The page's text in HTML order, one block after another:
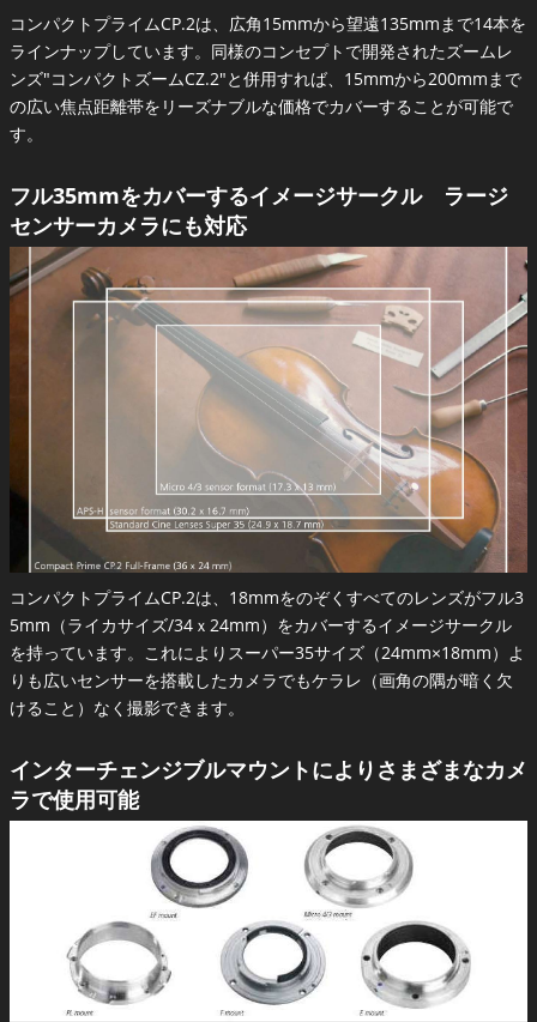
コンパクトプライムCP.2は、広角15mmから望遠135mmまで14本を
ラインナップしています。同様のコンセプトで開発されたズームレ
ンズ"コンパクトズームCZ.2"と併用すれば、15mmから200mmまで
の広い焦点距離帯をリーズナブルな価格でカバーすることが可能で
す。
フル35mmをカバーするイメージサークル ラージ
センサーカメラにも対応
コンパクトプライムCP.2は、18mmをのぞくすべてのレンズがフル3
5mm（ライカサイズ/34ｘ24mm）をカバーするイメージサークル
を持っています。これによりスーパー35サイズ（24mm×18mm）よ
りも広いセンサーを搭載したカメラでもケラレ（画角の隅が暗く欠
けること）なく撮影できます。
インターチェンジブルマウントによりさまざまなカメ
ラで使用可能